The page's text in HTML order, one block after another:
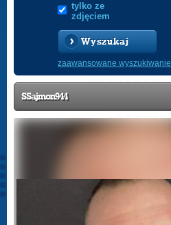
tylko ze
zdjęciem
Wyszukaj
zaawansowane wyszukiwanie
SSajmon944